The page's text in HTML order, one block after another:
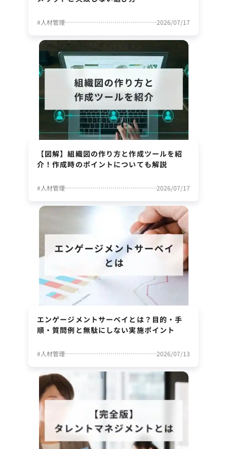
#人材管理 2026/07/17
【図解】組織図の作り方と作成ツールを紹
介！作成時のポイントについても解説
#人材管理 2026/07/17
エンゲージメントサーベイとは？目的・手
順・質問例と無駄にしない実施ポイント
#人材管理 2026/07/13